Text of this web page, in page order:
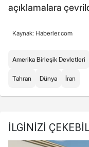
açıklamalara
Kaynak: Haberler.com
Amerika Birleşik Devletleri
Tahran Dünya İran